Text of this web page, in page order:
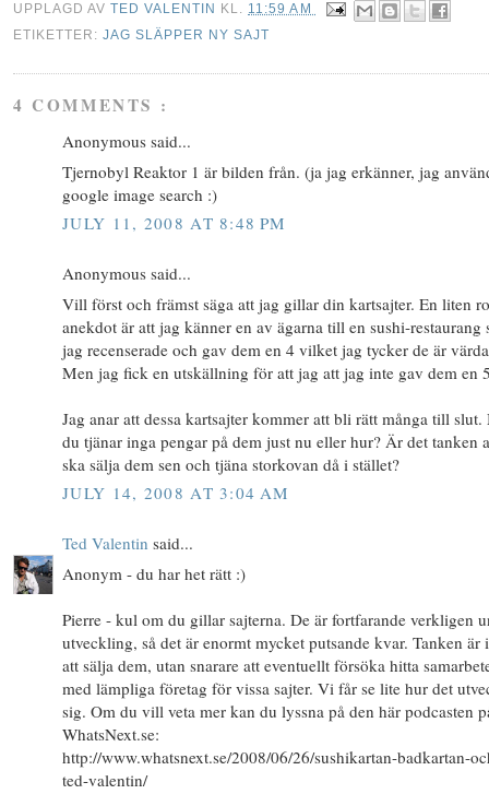
UPPLAGD AVTED VALENTIN KL. 11:59 AM
ETIKETTER:JAG SLÄPPER NY SAJT
4 COMMENTS :
Anonymous said...
Tjernobyl Reaktor 1 är bilden från. (ja jag erkänner, jag
google image search :)
JULY 11, 2008 AT 8:48 PM
Anonymous said...
Vill först och främst säga att jag gillar din kartsajter. En liten
anekdot är att jag känner en av ägarna till en sushi-restaurang
jag recenserade och gav dem en 4 vilket jag tycker de är
Men jag fick en utskällning för att jag att jag inte gav dem en
Jag anar att dessa kartsajter kommer att bli rätt många till slut.
du tjänar inga pengar på dem just nu eller hur? Är det tanken
ska sälja dem sen och tjäna storkovan då i stället?
JULY 14, 2008 AT 3:04 AM
Ted Valentin said...
Anonym - du har het rätt :)
Pierre - kul om du gillar sajterna. De är fortfarande verkligen
utveckling, så det är enormt mycket putsande kvar. Tanken är
att sälja dem, utan snarare att eventuellt försöka hitta
med lämpliga företag för vissa sajter. Vi får se lite hur det
sig. Om du vill veta mer kan du lyssna på den här podcasten
WhatsNext.se:
http://www.whatsnext.se/2008/06/26/sushikartan-badkartan-
ted-valentin/